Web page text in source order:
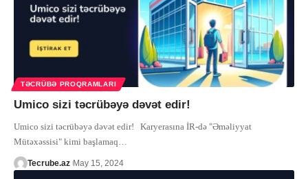
TƏCRÜBƏ PROQRAMLARI
Umico sizi təcrübəyə dəvət edir!
Umico sizi təcrübəyə dəvət edir! Karyerasına İR-də "Əməliyyat
Mütəxəssisi" kimi başlamaq
Tecrube.az May 15, 2024